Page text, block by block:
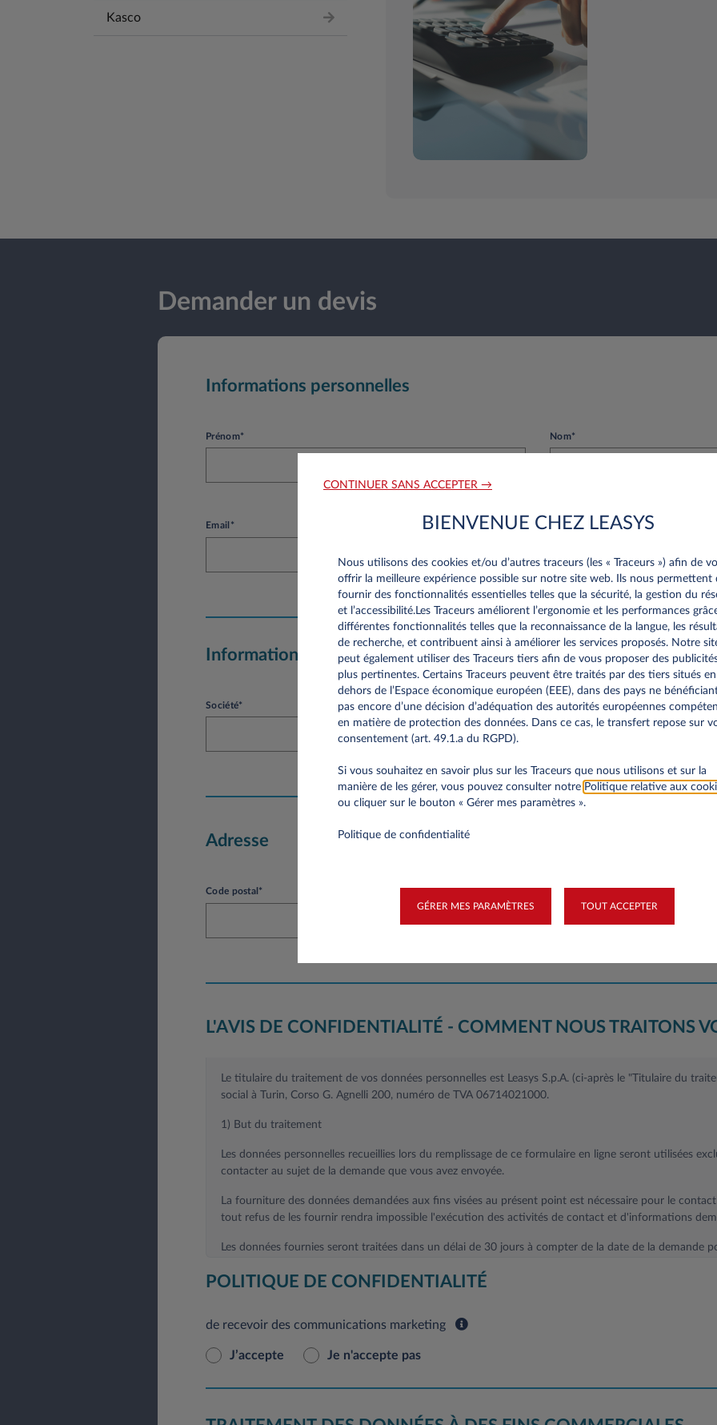
Kasco
Demander un devis
Informations personnelles
Prénom* Nom*
Email* Numéro de téléphone*
Informations société
Société* Numéro de TVA*
Adresse
Code postal* Ville
L'AVIS DE CONFIDENTIALITÉ - COMMENT NOUS TRAITONS
Le titulaire du traitement de vos données personnelles est Leasys S.p.A. (ci-après le "Titulaire du
social à Turin, Corso G. Agnelli 200, numéro de TVA 06714021000.
1) But du traitement
Les données personnelles recueillies lors du remplissage de ce formulaire en ligne seront utilisées
contacter au sujet de la demande que vous avez envoyée.
La fourniture des données demandées aux fins visées au présent point est nécessaire pour le
tout refus de les fournir rendra impossible l'exécution des activités de contact et d'informations
Les données fournies seront traitées dans un délai de 30 jours à compter de la date de la demande
En outre, sur la base de votre consentement, vos données personnelles seront traitées aux fins
matériel publicitaire ou la réalisation d'études de marché, la vente directe ou les communications
ou activé dans le futur.
La fourniture de données est facultative et le refus de consentir à un tel traitement affecte
POLITIQUE DE CONFIDENTIALITÉ
de recevoir des communications marketing
J’accepte Je n'accepte pas
CONTINUER SANS ACCEPTER →
BIENVENUE CHEZ LEASYS
Nous utilisons des cookies et/ou d’autres traceurs (les « Traceurs ») afin de
offrir la meilleure expérience possible sur notre site web. Ils nous permettent
fournir des fonctionnalités essentielles telles que la sécurité, la gestion du
et l’accessibilité.Les Traceurs améliorent l’ergonomie et les performances
différentes fonctionnalités telles que la reconnaissance de la langue, les
de recherche, et contribuent ainsi à améliorer les services proposés. Notre
peut également utiliser des Traceurs tiers afin de vous proposer des
plus pertinentes. Certains Traceurs peuvent être traités par des tiers situés en
dehors de l’Espace économique européen (EEE), dans des pays ne
pas encore d’une décision d’adéquation des autorités européennes
en matière de protection des données. Dans ce cas, le transfert repose sur
consentement (art. 49.1.a du RGPD).
Si vous souhaitez en savoir plus sur les Traceurs que nous utilisons et sur la
manière de les gérer, vous pouvez consulter notre Politique relative aux
ou cliquer sur le bouton « Gérer mes paramètres ».
Politique de confidentialité
GÉRER MES PARAMÈTRES TOUT ACCEPTER